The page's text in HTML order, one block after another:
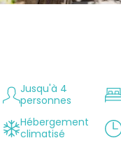
Jusqu'à 4
personnes
Hébergement
climatisé